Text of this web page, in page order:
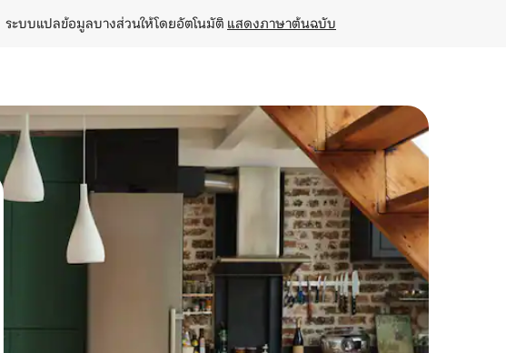
ระบบแปลข้อมูลบางส่วนให้โดยอัตโนมัติ แสดงภาษาต้นฉบับ